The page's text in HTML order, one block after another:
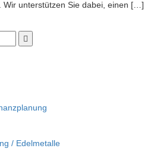
Wir unterstützen Sie dabei, einen […]
/ Edelmetalle